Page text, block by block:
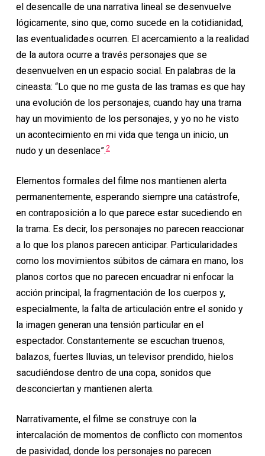
el desencalle de una narrativa lineal se desenvuelve
lógicamente, sino que, como sucede en la cotidianidad,
las eventualidades ocurren. El acercamiento a la realidad
de la autora ocurre a través personajes que se
desenvuelven en un espacio social. En palabras de la
cineasta: “Lo que no me gusta de las tramas es que hay
una evolución de los personajes; cuando hay una trama
hay un movimiento de los personajes, y yo no he visto
un acontecimiento en mi vida que tenga un inicio, un
nudo y un desenlace”.2
Elementos formales del filme nos mantienen alerta
permanentemente, esperando siempre una catástrofe,
en contraposición a lo que parece estar sucediendo en
la trama. Es decir, los personajes no parecen reaccionar
a lo que los planos parecen anticipar. Particularidades
como los movimientos súbitos de cámara en mano, los
planos cortos que no parecen encuadrar ni enfocar la
acción principal, la fragmentación de los cuerpos y,
especialmente, la falta de articulación entre el sonido y
la imagen generan una tensión particular en el
espectador. Constantemente se escuchan truenos,
balazos, fuertes lluvias, un televisor prendido, hielos
sacudiéndose dentro de una copa, sonidos que
desconciertan y mantienen alerta.
Narrativamente, el filme se construye con la
intercalación de momentos de conflicto con momentos
de pasividad, donde los personajes no parecen